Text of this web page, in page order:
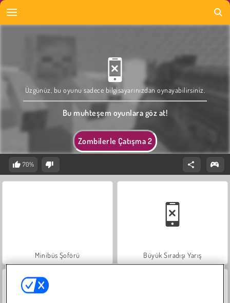
Zombilerle Çatışma 2
Üzgünüz, bu oyunu sadece bilgisayarınızdan oynayabilirsiniz.
Bu muhteşem oyunlara göz at!
70%
Minibüs Şoförü Büyük Sıradışı Yarış